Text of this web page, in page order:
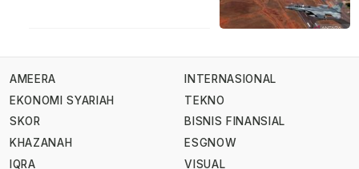
AMEERA
EKONOMI SYARIAH
SKOR
KHAZANAH
IQRA
INTERNASIONAL
TEKNO
BISNIS FINANSIAL
ESGNOW
VISUAL